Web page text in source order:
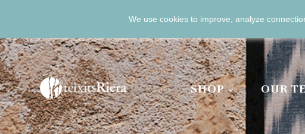
We use cookies to improve, analyze
+34 971 51 40 34  +34 613 04 11

SHOP OUR